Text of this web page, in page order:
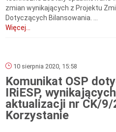
zmian wynikających z Projektu
Dotyczących Bilansowania. ...
Więcej...
10 sierpnia 2020, 15:58
Komunikat OSP
IRiESP,
aktualizacji nr CK/9/
Korzystanie